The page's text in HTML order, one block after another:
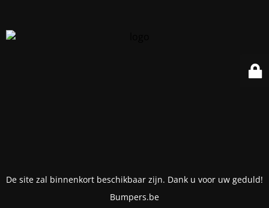
De site zal binnenkort beschikbaar zijn. Dank u voor uw geduld!
Bumpers.be